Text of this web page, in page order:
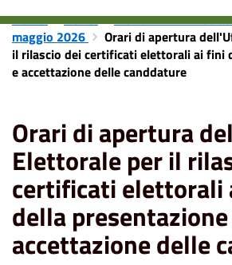
Home News
Elezioni
maggio 2026
Orari di apertura
il rilascio dei certificati elettorali ai fini
e accettazione delle canddature
Orari di apertura
Elettorale per il
certificati elettorali
della
accettazione delle